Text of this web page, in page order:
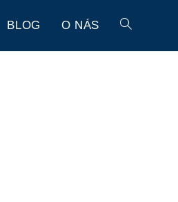
BLOG O NÁS